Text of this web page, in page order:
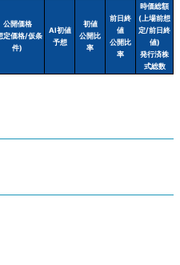
公開価格
定価格/仮条
件)
AI初値
予想
初値
公開比
率
前日終
値
公開比
率
時価総額
(上場前想
定/前日終
値)
発行済株
式総数